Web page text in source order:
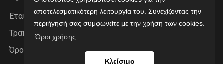
αποτελεσματικότερη λειτουργία του. Συνεχίζοντας την
περιήγησή σας συμφωνείτε με την χρήση των cookies.
Όροι χρήσης
Κλείσιμο
Εταιρεία
Τραπεζικοί Λογαριασμοί
Όροι χρήσης